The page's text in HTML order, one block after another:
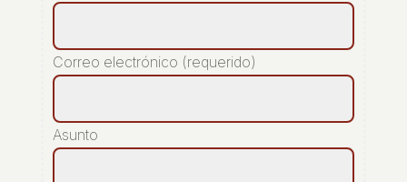
Correo electrónico (requerido)
Asunto